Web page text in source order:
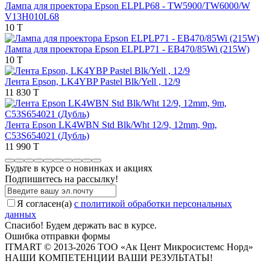
Лампа для проектора Epson ELPLP68 - TW5900/TW6000/W
V13H010L68
10 T
Лампа для проектора Epson ELPLP71 - EB470/85Wi (215W)
10 T
Лента Epson, LK4YBP Pastel Blk/Yell , 12/9
11 830 T
Лента Epson LK4WBN Std Blk/Wht 12/9, 12mm, 9m,
C53S654021 (Дубль)
11 990 T
Будьте в курсе о новинках и акциях
Подпишитесь на рассылкy!
Я согласен(a) с политикой обработки персональных
данных
Спасибо! Будем держать вас в курсе.
Ошибка отправки формы
ITMART © 2013-2026 ТОО «Ак Цент Микросистемс Норд»
НАШИ КОМПЕТЕНЦИИ ВАШИ РЕЗУЛЬТАТЫ!